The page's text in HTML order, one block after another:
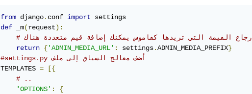
from django. conf import
def _m(request):
# إرجاع القيمة التي تريدها كقاموس يمكنك إضافة قيم متعددة هناك
return {'ADMIN_MEDIA_URL' : settings.ADMIN_MEDIA_PREFIX}
#settings.py أضف معالج السياق إلى ملف
TEMPLATES =
[{
# ..
'OPTIONS' :
{